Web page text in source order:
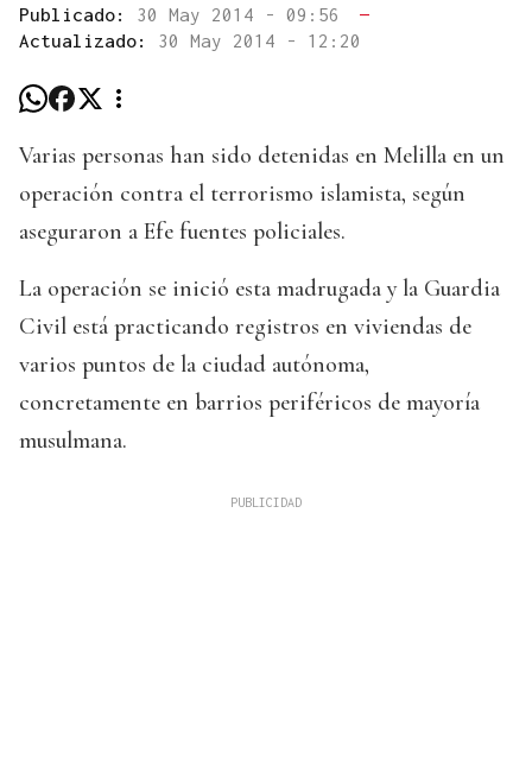
Publicado: 30 May 2014 - 09:56
—
Actualizado: 30 May 2014 - 12:20
Varias personas han sido detenidas en Melilla en un
operación contra el terrorismo islamista, según
aseguraron a Efe fuentes policiales.
La operación se inició esta madrugada y la Guardia
Civil está practicando registros en viviendas de
varios puntos de la ciudad autónoma,
concretamente en barrios periféricos de mayoría
musulmana.